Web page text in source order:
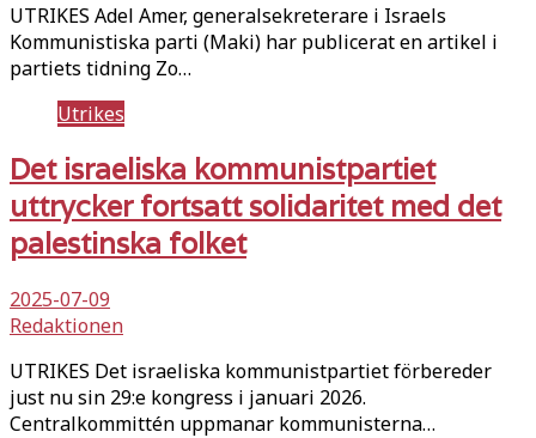
UTRIKES Adel Amer, generalsekreterare i Israels
Kommunistiska parti (Maki) har publicerat en artikel i
partiets tidning Zo…
Utrikes
Det israeliska kommunistpartiet
uttrycker fortsatt solidaritet med det
palestinska folket
2025-07-09
Redaktionen
UTRIKES Det israeliska kommunistpartiet förbereder
just nu sin 29:e kongress i januari 2026.
Centralkommittén uppmanar kommunisterna…